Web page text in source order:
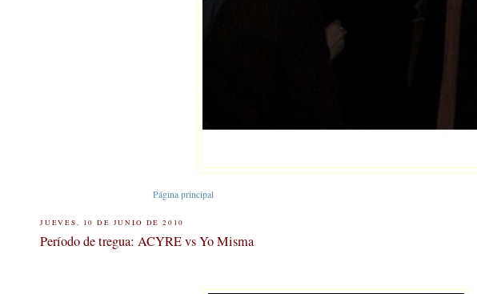
Página principal
JUEVES, 10 DE JUNIO DE 2010
Período de tregua: ACYRE vs Yo Misma